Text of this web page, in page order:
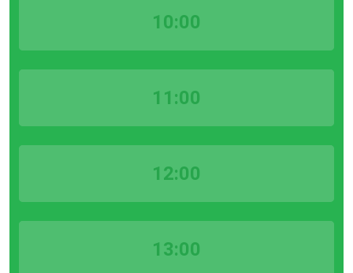
10:00
11:00
12:00
13:00